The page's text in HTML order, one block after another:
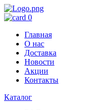
0
Главная
О нас
Доставка
Новости
Акции
Контакты
Каталог